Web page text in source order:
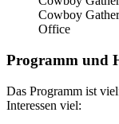
Cowboy
Office
Programm und
Das Programm ist
Interessen viel: